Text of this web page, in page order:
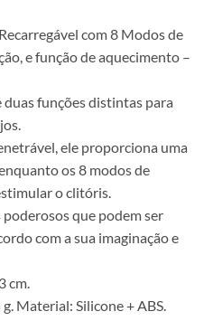
com 8 Modos de
e função de aquecimento –
funções distintas para
ele proporciona uma
os 8 modos de
o clitóris.
que podem ser
com a sua imaginação e
cm.
Material: Silicone + ABS.